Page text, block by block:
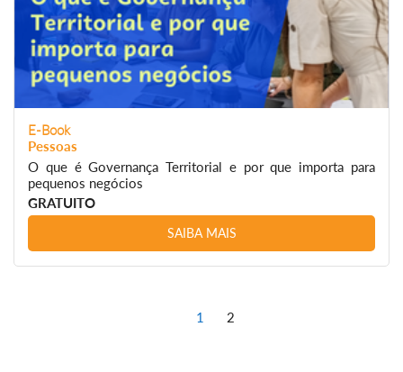
E-Book
Pessoas
O que é Governança Territorial e por que importa para
pequenos negócios
GRATUITO
SAIBA MAIS
1 2